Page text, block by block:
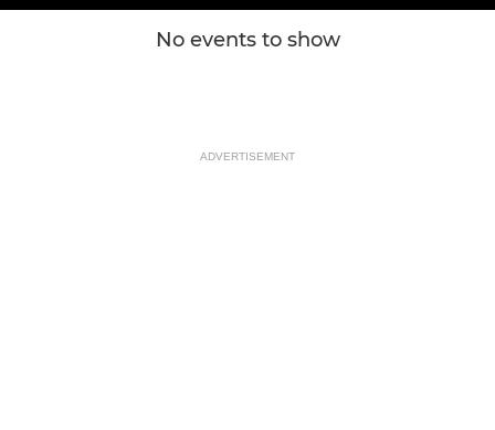
No events to show
ADVERTISEMENT